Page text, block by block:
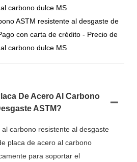
carbono dulce MS
ASTM resistente al desgaste de
con carta de crédito - Precio de
carbono dulce MS
De Acero Al Carbono
ASTM?
carbono resistente al desgaste
placa de acero al carbono
para soportar el